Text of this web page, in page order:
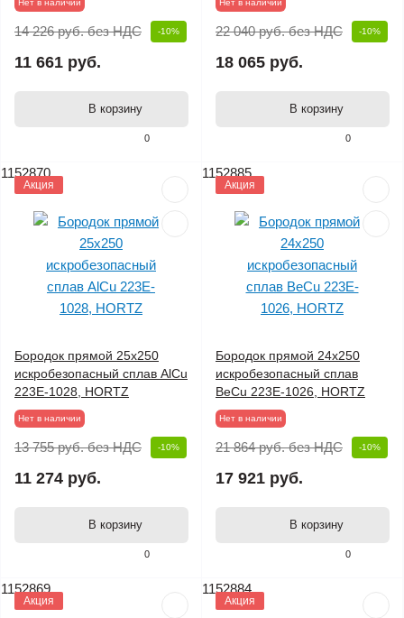
0
Нет в наличии
14 226 руб.без НДС -10%
11 661 руб.
В корзину
0
Нет в наличии
22 040 руб.без НДС -10%
18 065 руб.
В корзину
1152870
Акция
0
Бородок прямой 25х250
искробезопасный сплав AlCu
223E-1028, HORTZ
Нет в наличии
13 755 руб.без НДС -10%
11 274 руб.
В корзину
1152885
Акция
0
Бородок прямой 24х250
искробезопасный сплав
BeCu 223E-1026, HORTZ
Нет в наличии
21 864 руб.без НДС -10%
17 921 руб.
В корзину
1152869
Акция
1152884
Акция